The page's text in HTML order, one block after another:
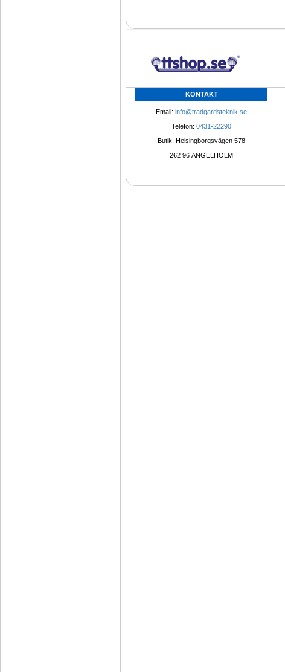
KONTAKT
Email: info@tradgardsteknik.se
Telefon: 0431-22290
Butik: Helsingborgsvägen 578
262 96 ÄNGELHOLM